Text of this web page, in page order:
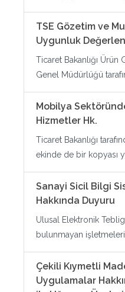
TSE Gözetim ve
Uygunluk
Ticaret Bakanlığı
Genel Müdürlüğü
Mobilya
Hizmetler Hk.
Ticaret Bakanlığı
ekinde de bir kopyası
Sanayi Sicil Bilgi
Hakkında Duyuru
Ulusal Elektronik
bulunmayan
Çekili Kıymetli
Uygulamalar